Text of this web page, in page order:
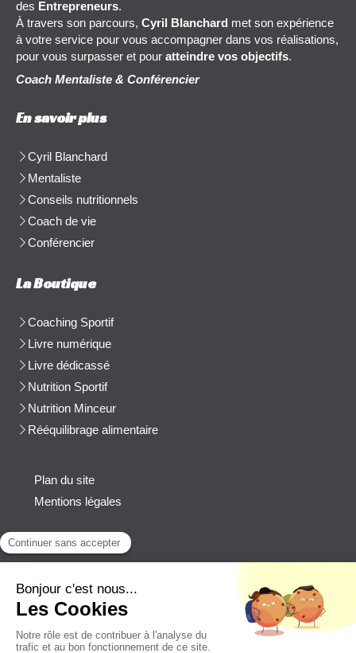
des Entrepreneurs.
À travers son parcours, Cyril Blanchard met son expérience
à votre service pour vous accompagner dans vos réalisations,
pour vous surpasser et pour atteindre vos objectifs.
Coach Mentaliste & Conférencier
En savoir plus
Cyril Blanchard
Mentaliste
Conseils nutritionnels
Coach de vie
Conférencier
La Boutique
Coaching Sportif
Livre numérique
Livre dédicassé
Nutrition Sportif
Nutrition Minceur
Rééquilibrage alimentaire
Plan du site
Mentions légales
Contact
cblanchard@beep-consulting.com
Contacter Cyril